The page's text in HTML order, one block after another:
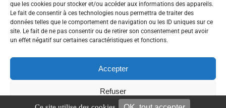
que les cookies pour stocker et/ou accéder aux informations des appareils.
Le fait de consentir à ces technologies nous permettra de traiter des
données telles que le comportement de navigation ou les ID uniques sur ce
site. Le fait de ne pas consentir ou de retirer son consentement peut avoir
un effet négatif sur certaines caractéristiques et fonctions.
Accepter
Refuser
CRTI Le Mans
243 Route de Beaugé
72000 LE MANS
02 53 15 69 30